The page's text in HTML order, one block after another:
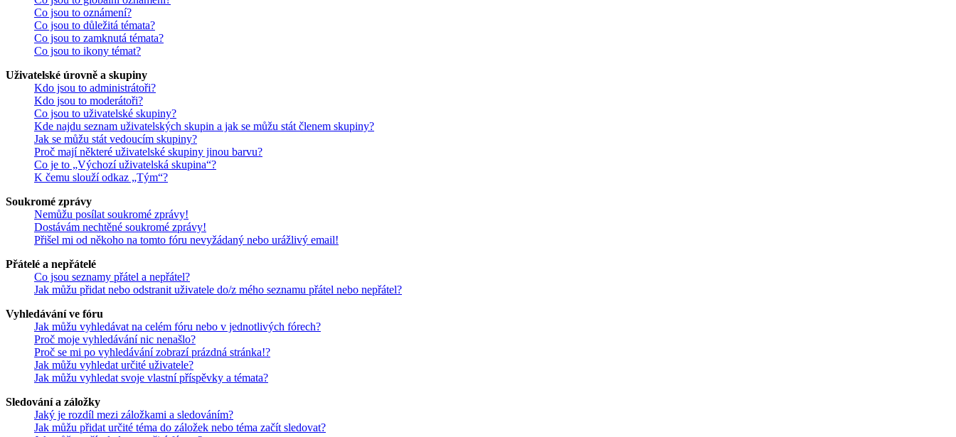
Co jsou to oznámení?
Co jsou to důležitá témata?
Co jsou to zamknutá témata?
Co jsou to ikony témat?
Uživatelské úrovně a skupiny
Kdo jsou to administrátoři?
Kdo jsou to moderátoři?
Co jsou to uživatelské skupiny?
Kde najdu seznam uživatelských skupin a jak se můžu stát členem skupiny?
Jak se můžu stát vedoucím skupiny?
Proč mají některé uživatelské skupiny jinou barvu?
Co je to „Výchozí uživatelská skupina“?
K čemu slouží odkaz „Tým“?
Soukromé zprávy
Nemůžu posílat soukromé zprávy!
Dostávám nechtěné soukromé zprávy!
Přišel mi od někoho na tomto fóru nevyžádaný nebo urážlivý email!
Přátelé a nepřátelé
Co jsou seznamy přátel a nepřátel?
Jak můžu přidat nebo odstranit uživatele do/z mého seznamu přátel nebo nepřátel?
Vyhledávání ve fóru
Jak můžu vyhledávat na celém fóru nebo v jednotlivých fórech?
Proč moje vyhledávání nic nenašlo?
Proč se mi po vyhledávání zobrazí prázdná stránka!?
Jak můžu vyhledat určité uživatele?
Jak můžu vyhledat svoje vlastní příspěvky a témata?
Sledování a záložky
Jaký je rozdíl mezi záložkami a sledováním?
Jak můžu přidat určité téma do záložek nebo téma začít sledovat?